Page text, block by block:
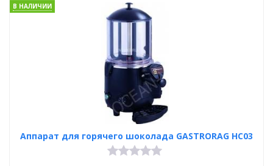
Аппарат для горячего шоколада GASTRORAG HC03
В НАЛИЧИИ